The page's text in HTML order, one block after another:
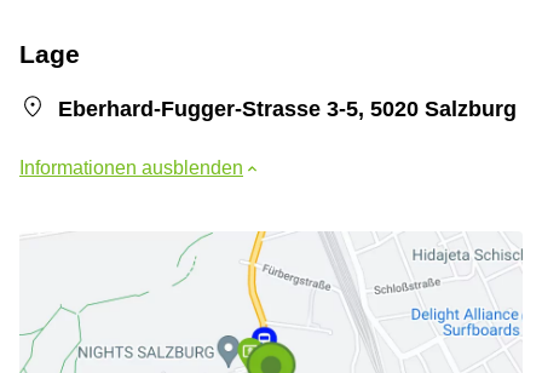
Lage
Eberhard-Fugger-Strasse 3-5, 5020 Salzburg
Informationen ausblenden